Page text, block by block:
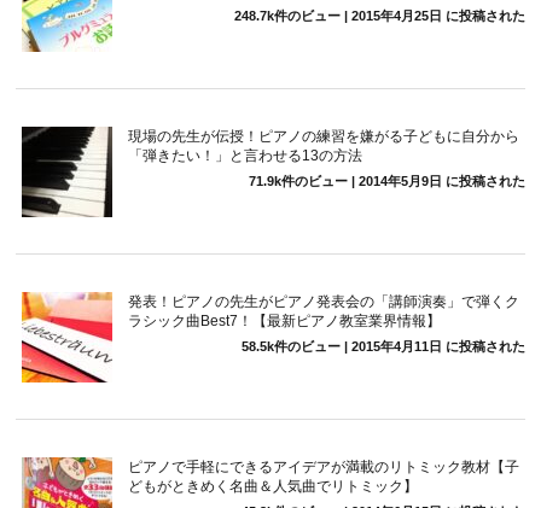
248.7k件のビュー| 2015年4月25日 に投稿された
現場の先生が伝授！ピアノの練習を嫌がる子どもに自分から
「弾きたい！」と言わせる13の方法
71.9k件のビュー| 2014年5月9日 に投稿された
発表！ピアノの先生がピアノ発表会の「講師演奏」で弾くク
ラシック曲Best7！【最新ピアノ教室業界情報】
58.5k件のビュー| 2015年4月11日 に投稿された
ピアノで手軽にできるアイデアが満載のリトミック教材【子
どもがときめく名曲＆人気曲でリトミック】